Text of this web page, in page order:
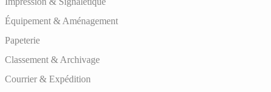
Équipement & Aménagement
Papeterie
Classement & Archivage
Courrier & Expédition